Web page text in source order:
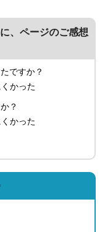
、ページのご感想
ですか？
かった
？
かった